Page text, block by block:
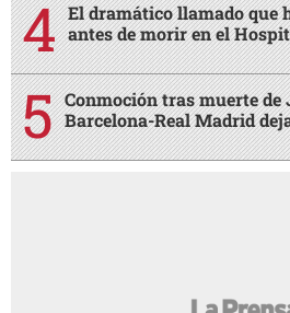
El dramático llamado que
antes de morir en el
Conmoción tras muerte de
Barcelona-Real Madrid